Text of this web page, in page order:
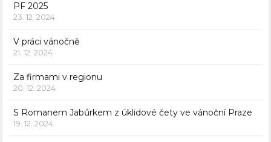
PF 2025
23. 12. 2024
V práci vánočně
21. 12. 2024
Za firmami v regionu
20. 12. 2024
S Romanem Jabůrkem z úklidové čety ve vánoční Praze
19. 12. 2024